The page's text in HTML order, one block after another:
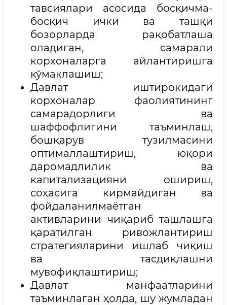
тавсиялари асосида босқичма-
босқич ички ва ташқи
бозорларда рақобатлаша
оладиган, самарали
корхоналарга айлантиришга
кўмаклашиш;
Давлат иштирокидаги
корхоналар фаолиятининг
самарадорлиги ва
шаффофлигини таъминлаш,
бошқарув тузилмасини
оптималлаштириш, юқори
даромадлилик ва
капитализацияни ошириш,
соҳасига кирмайдиган ва
фойдаланилмаётган
активларини чиқариб ташлашга
қаратилган ривожлантириш
стратегияларини ишлаб чиқиш
ва тасдиқлашни
мувофиқлаштириш;
Давлат манфаатларини
таъминлаган ҳолда, шу жумладан